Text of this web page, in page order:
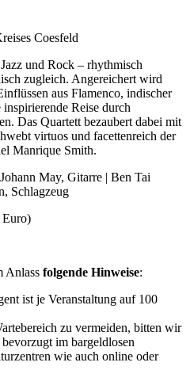
Coesfeld
und Rock – rhythmisch
zugleich. Angereichert wird
aus Flamenco, indischer
Reise durch
Das Quartett bezaubert dabei mit
virtuos und facettenreich der
Manrique Smith.
May, Gitarre | Ben Tai
Schlagzeug
Euro)
Anlass folgende Hinweise:
ist je Veranstaltung auf 100
zu vermeiden, bitten wir
im bargeldlosen
wie auch online oder